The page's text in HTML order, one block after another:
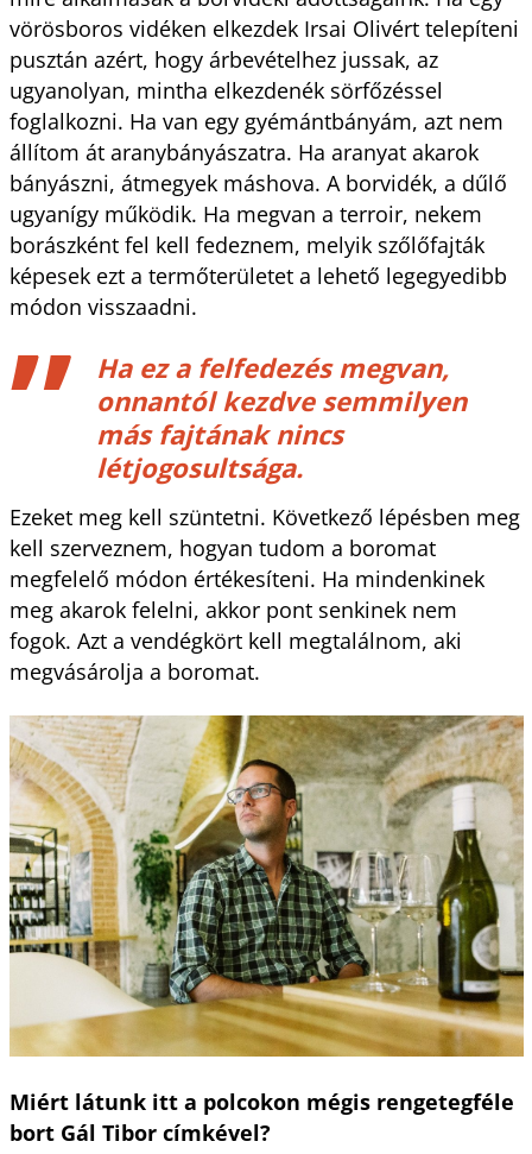
vörösboros vidéken elkezdek Irsai Olivért telepíteni
pusztán azért, hogy árbevételhez jussak, az
ugyanolyan, mintha elkezdenék sörfőzéssel
foglalkozni. Ha van egy gyémántbányám, azt nem
állítom át aranybányászatra. Ha aranyat akarok
bányászni, átmegyek máshova. A borvidék, a dűlő
ugyanígy működik. Ha megvan a terroir, nekem
borászként fel kell fedeznem, melyik szőlőfajták
képesek ezt a termőterületet a lehető legegyedibb
módon visszaadni.
Ha ez a felfedezés megvan,
onnantól kezdve semmilyen
más fajtának nincs
létjogosultsága.
Ezeket meg kell szüntetni. Következő lépésben meg
kell szerveznem, hogyan tudom a boromat
megfelelő módon értékesíteni. Ha mindenkinek
meg akarok felelni, akkor pont senkinek nem
fogok. Azt a vendégkört kell megtalálnom, aki
megvásárolja a boromat.
Miért látunk itt a polcokon mégis rengetegféle
bort Gál Tibor címkével?